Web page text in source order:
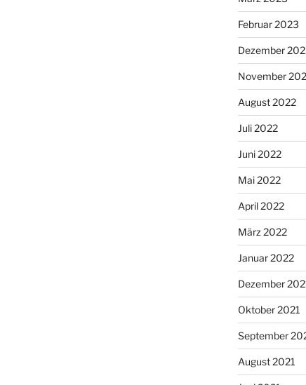
Februar 2023
Dezember
November
August 2022
Juli 2022
Juni 2022
Mai 2022
April 2022
März 2022
Januar 2022
Dezember
Oktober 2021
September
August 2021